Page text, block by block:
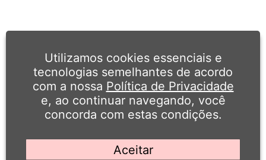
Utilizamos cookies essenciais e
tecnologias semelhantes de acordo
com a nossa Política de Privacidade
e, ao continuar navegando, você
concorda com estas condições.
Aceitar